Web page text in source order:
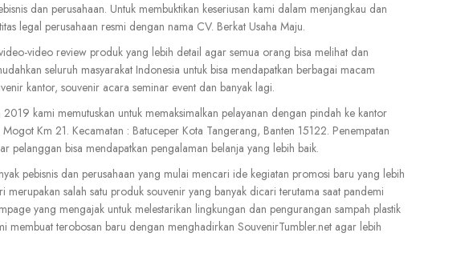
dan perusahaan. Untuk membuktikan keseriusan kami dalam menjangkau dan
legal perusahaan resmi dengan nama CV. Berkat Usaha Maju.
video review produk yang lebih detail agar semua orang bisa melihat dan
seluruh masyarakat Indonesia untuk bisa mendapatkan berbagai macam
kantor, souvenir acara seminar event dan banyak lagi.
kami memutuskan untuk memaksimalkan pelayanan dengan pindah ke kantor
Km 21. Kecamatan : Batuceper Kota Tangerang, Banten 15122. Penempatan
pelanggan bisa mendapatkan pengalaman belanja yang lebih baik.
pebisnis dan perusahaan yang mulai mencari ide kegiatan promosi baru yang lebih
salah satu produk souvenir yang banyak dicari terutama saat pandemi
yang mengajak untuk melestarikan lingkungan dan pengurangan sampah plastik
terobosan baru dengan menghadirkan SouvenirTumbler.net agar lebih